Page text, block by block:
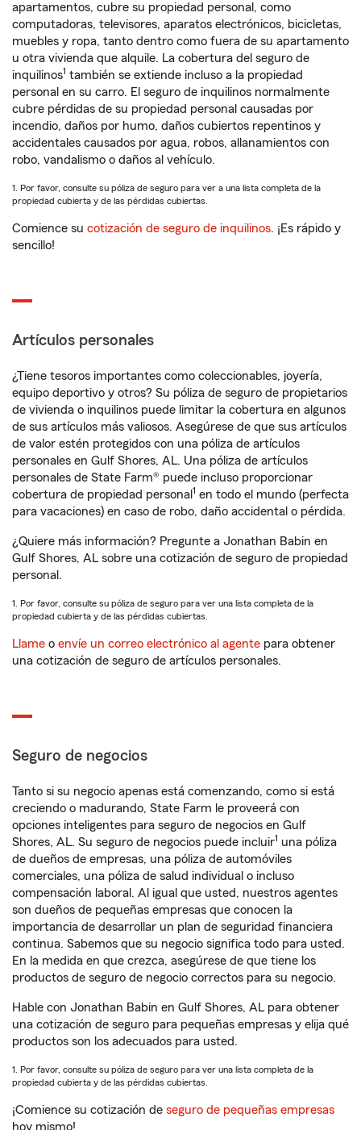
apartamentos, cubre su propiedad personal, como
computadoras, televisores, aparatos electrónicos, bicicletas,
muebles y ropa, tanto dentro como fuera de su apartamento
u otra vivienda que alquile. La cobertura del seguro de
inquilinos1 también se extiende incluso a la propiedad
personal en su carro. El seguro de inquilinos normalmente
cubre pérdidas de su propiedad personal causadas por
incendio, daños por humo, daños cubiertos repentinos y
accidentales causados por agua, robos, allanamientos con
robo, vandalismo o daños al vehículo.
1. Por favor, consulte su póliza de seguro para ver a una lista completa de la
propiedad cubierta y de las pérdidas cubiertas.
Comience su cotización de seguro de inquilinos. ¡Es rápido y
sencillo!
Artículos personales
¿Tiene tesoros importantes como coleccionables, joyería,
equipo deportivo y otros? Su póliza de seguro de propietarios
de vivienda o inquilinos puede limitar la cobertura en algunos
de sus artículos más valiosos. Asegúrese de que sus artículos
de valor estén protegidos con una póliza de artículos
personales en Gulf Shores, AL. Una póliza de artículos
personales de State Farm® puede incluso proporcionar
cobertura de propiedad personal 1 en todo el mundo (perfecta
para vacaciones) en caso de robo, daño accidental o pérdida.
¿Quiere más información? Pregunte a Jonathan Babin en
Gulf Shores, AL sobre una cotización de seguro de propiedad
personal.
1. Por favor, consulte su póliza de seguro para ver una lista completa de la
propiedad cubierta y de las pérdidas cubiertas.
Llame o envíe un correo electrónico al agente para obtener
una cotización de seguro de artículos personales.
Seguro de negocios
Tanto si su negocio apenas está comenzando, como si está
creciendo o madurando, State Farm le proveerá con
opciones inteligentes para seguro de negocios en Gulf
Shores, AL. Su seguro de negocios puede incluir1 una póliza
de dueños de empresas, una póliza de automóviles
comerciales, una póliza de salud individual o incluso
compensación laboral. Al igual que usted, nuestros agentes
son dueños de pequeñas empresas que conocen la
importancia de desarrollar un plan de seguridad financiera
continua. Sabemos que su negocio significa todo para usted.
En la medida en que crezca, asegúrese de que tiene los
productos de seguro de negocio correctos para su negocio.
Hable con Jonathan Babin en Gulf Shores, AL para obtener
una cotización de seguro para pequeñas empresas y elija qué
productos son los adecuados para usted.
1. Por favor, consulte su póliza de seguro para ver una lista completa de la
propiedad cubierta y de las pérdidas cubiertas.
¡Comience su cotización de seguro de pequeñas empresas
hoy mismo!